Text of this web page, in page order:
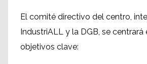
El comité directivo del centro,
IndustriALL y la DGB, se centrará
objetivos clave: